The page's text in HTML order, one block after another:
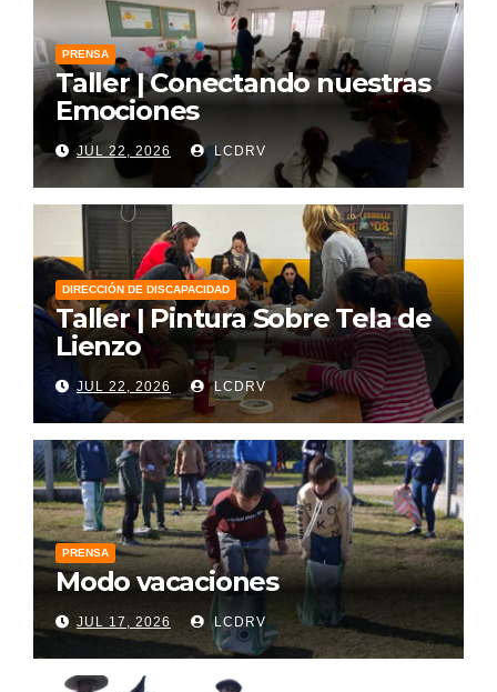
PRENSA
Taller | Conectando nuestras
Emociones
JUL 22, 2026 LCDRV
DIRECCIÓN DE DISCAPACIDAD
Taller | Pintura Sobre Tela de
Lienzo
JUL 22, 2026 LCDRV
PRENSA
Modo vacaciones
JUL 17, 2026 LCDRV